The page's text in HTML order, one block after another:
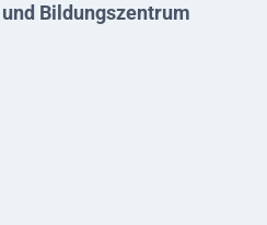
Bildungszentrum